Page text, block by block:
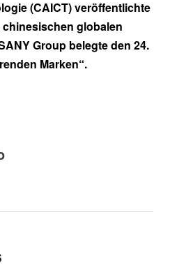
(CAICT) veröffentlichte
globalen
Group belegte den 24.
Marken“.